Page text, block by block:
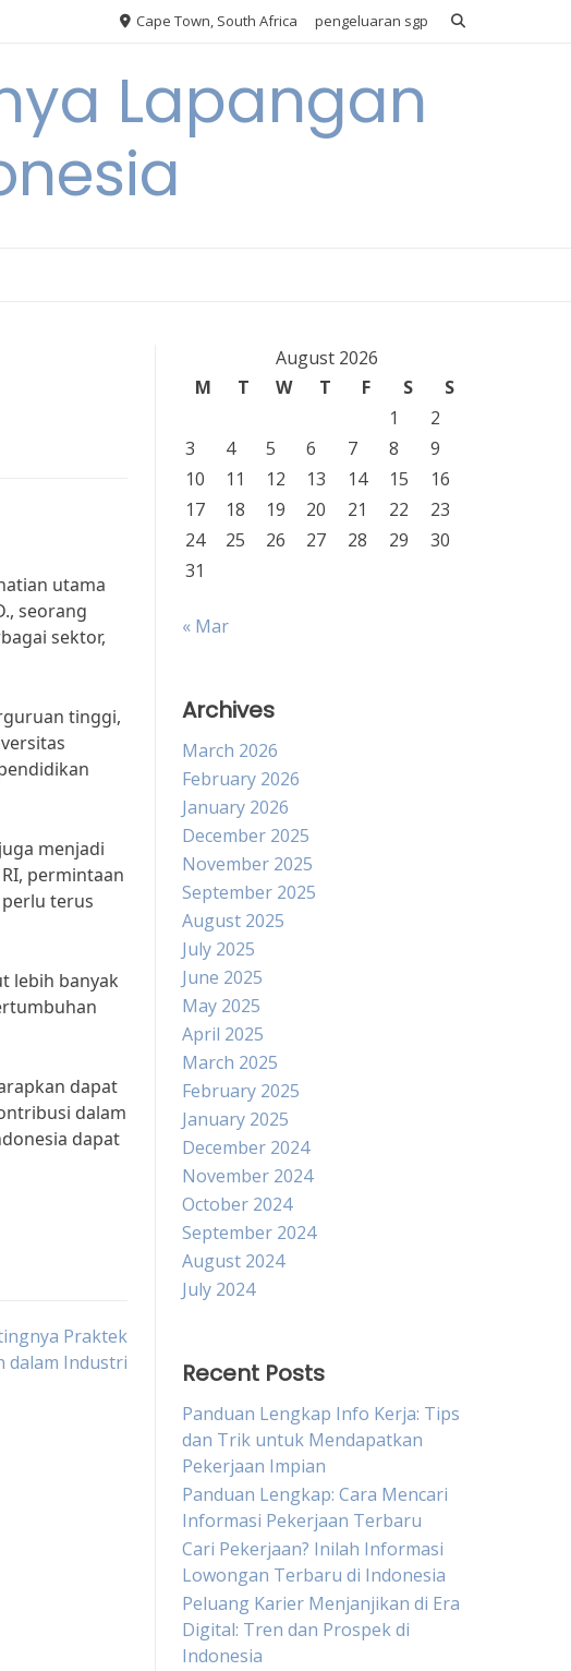
Cape Town, South Africa pengeluaran sgp
Lapangan
utama
seorang
sektor,
tinggi,
menjadi
permintaan
terus
lebih banyak
dapat
dalam
dapat
Praktek
dalam Industri
August 2026
M
T W T F S
S
1
2
3
4 5 6 7 8
9
10
11 12 13 14 15
16
17
18 19 20 21 22
23
24
25 26 27 28 29
30
31
« Mar
Archives
March 2026
February 2026
January 2026
December 2025
November 2025
September 2025
August 2025
July 2025
June 2025
May 2025
April 2025
March 2025
February 2025
January 2025
December 2024
November 2024
October 2024
September 2024
August 2024
July 2024
Recent Posts
Panduan Lengkap Info Kerja: Tips
dan Trik untuk Mendapatkan
Pekerjaan Impian
Panduan Lengkap: Cara Mencari
Informasi Pekerjaan Terbaru
Cari Pekerjaan? Inilah Informasi
Lowongan Terbaru di Indonesia
Peluang Karier Menjanjikan di Era
Digital: Tren dan Prospek di
Indonesia